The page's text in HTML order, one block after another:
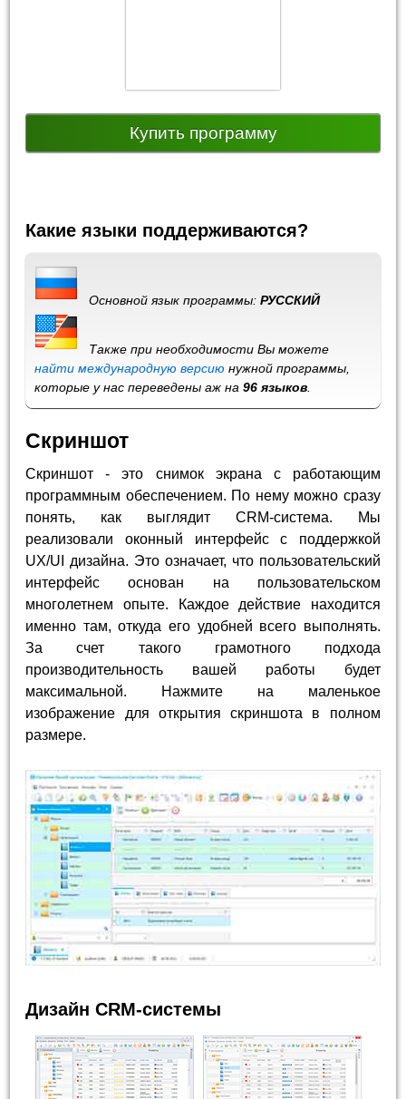
Купить программу
Какие языки поддерживаются?
Основной язык программы:РУССКИЙ
Также при необходимости Вы можете
найти международную версию нужной программы,
которые у нас переведены аж на96 языков
Скриншот
Скриншот - это снимок экрана с работающим
программным обеспечением. По нему можно сразу
понять, как выглядит CRM-система. Мы
реализовали оконный интерфейс с поддержкой
UX/UI дизайна. Это означает, что пользовательский
интерфейс основан на пользовательском
многолетнем опыте. Каждое действие находится
именно там, откуда его удобней всего выполнять.
За счет такого грамотного подхода
производительность вашей работы будет
максимальной. Нажмите на маленькое
изображение для открытия скриншота в полном
размере.
Дизайн CRM-системы